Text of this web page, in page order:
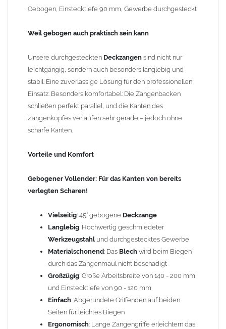
Langlebig: Hochwertig geschmiedeterWerkzeugstahl
Materialschonend: DasBlechwird beim Biegen durch
Großzügig: Große Arbeitsbreite von 140 - 200 mm und
Einstecktiefe von 90 - 120 mm
Einfach: Abgerundete Griffenden auf beiden Seiten für
leichtes Biegen
Ergonomisch: Lange Zangengriffe erleichtern das
Arbeiten im Stehen
Gewicht: 2,00 kg
Gebogen, Einstecktiefe 90 mm, Gewerbe durchgesteckt
Weil gebogen auch praktisch sein kann
Unsere durchgesteckten Deckzangen sind nicht nur
leichtgängig, sondern auch besonders langlebig und
stabil. Eine zuverlässige Lösung für den professionellen
Einsatz. Besonders komfortabel: Die Zangenbacken
schließen perfekt parallel, und die Kanten des
Zangenkopfes verlaufen sehr gerade – jedoch ohne
scharfe Kanten.
Vorteile und Komfort
Gebogener Vollender: Für das Kanten von bereits
verlegten Scharen!
Vielseitig: 45° gebogene Deckzange
Langlebig: Hochwertig geschmiedeter
Werkzeugstahl und durchgestecktes Gewerbe
Materialschonend: Das Blech wird beim Biegen
durch das Zangenmaul nicht beschädigt
Großzügig: Große Arbeitsbreite von 140 - 200 mm
und Einstecktiefe von 90 - 120 mm
Einfach: Abgerundete Griffenden auf beiden
Seiten für leichtes Biegen
Ergonomisch: Lange Zangengriffe erleichtern das